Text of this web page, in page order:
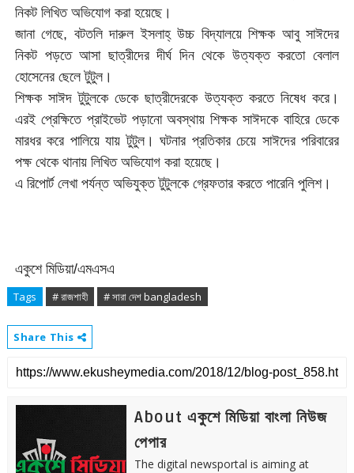
নিকট লিখিত অভিযোগ করা হয়েছে।
জানা গেছে, বটতলি দারুল ইসলাহ্ উচ্চ বিদ্যালয়ে শিক্ষক আবু সাঈদের
নিকট পড়তে আসা ছাত্রীদের দীর্ঘ দিন থেকে উত্যক্ত করতো বেলাল
হোসেনের ছেলে টুটুল।
শিক্ষক সাঈদ টুটুলকে ডেকে ছাত্রীদেরকে উত্যক্ত করতে নিষেধ করে।
এরই প্রেক্ষিতে প্রাইভেট পড়ানো অবস্থায় শিক্ষক সাঈদকে বাহিরে ডেকে
মারধর করে পালিয়ে যায় টুটুল। ঘটনার প্রতিকার চেয়ে সাঈদের পরিবারের
পক্ষ থেকে থানায় লিখিত অভিযোগ করা হয়েছে।
এ রিপোর্ট লেখা পর্যন্ত অভিযুক্ত টুটুলকে গ্রেফতার করতে পারেনি পুলিশ।
একুশে মিডিয়া/এমএসএ
Tags # রাজশাহী # সারা দেশ bangladesh
Share This
About একুশে মিডিয়া বাংলা নিউজ
পেপার
The digital newsportal is aiming at